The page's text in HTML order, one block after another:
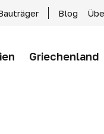
Blog
Griechenland